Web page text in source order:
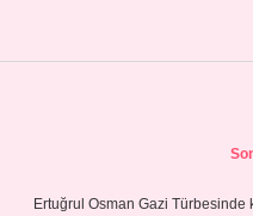
Ertuğrul Osman Gazi Türbesinde